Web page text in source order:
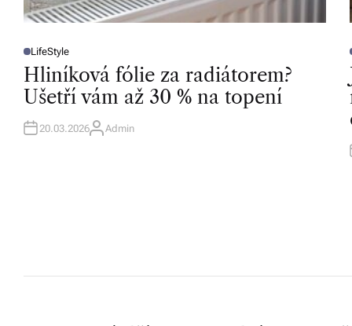
P
O
T
D
N
LifeStyle
Hliníková fólie za radiátorem?
Ušetří vám až 30 % na topení
20.03.2026A
Admin
T
I